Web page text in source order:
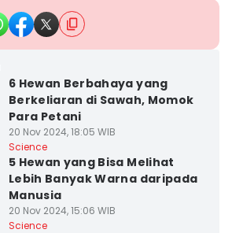
6 Hewan Berbahaya yang
Berkeliaran di Sawah, Momok
Para Petani
20 Nov 2024, 18:05 WIB
Science
5 Hewan yang Bisa Melihat
Lebih Banyak Warna daripada
Manusia
20 Nov 2024, 15:06 WIB
Science